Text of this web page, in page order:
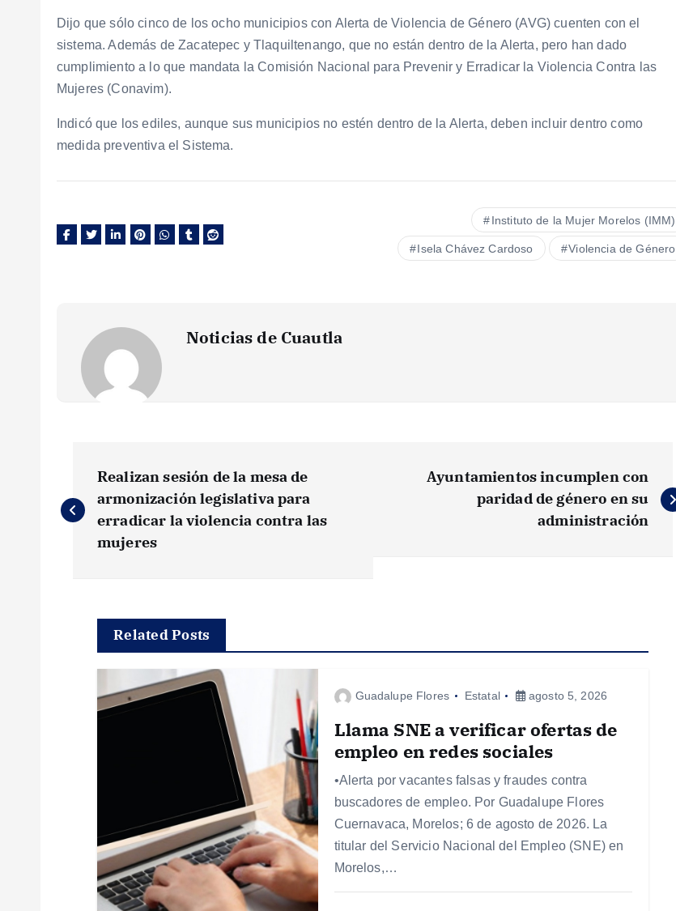
Dijo que sólo cinco de los ocho municipios con Alerta de Violencia de Género (AVG) cuenten con el
sistema. Además de Zacatepec y Tlaquiltenango, que no están dentro de la Alerta, pero han dado
cumplimiento a lo que mandata la Comisión Nacional para Prevenir y Erradicar la Violencia Contra las
Mujeres (Conavim).
Indicó que los ediles, aunque sus municipios no estén dentro de la Alerta, deben incluir dentro como
medida preventiva el Sistema.
Instituto de la Mujer Morelos (IMM)
Isela Chávez Cardoso Violencia de Género
Noticias de Cuautla
a
Realizan sesión de la mesa de
armonización legislativa para
erradicar la violencia contra las
mujeres
Ayuntamientos incumplen con
paridad de género en su
administración
Related Posts
Guadalupe Flores Estatal agosto 5, 2026
Llama SNE a verificar ofertas de
empleo en redes sociales
•Alerta por vacantes falsas y fraudes contra
buscadores de empleo. Por Guadalupe Flores
Cuernavaca, Morelos; 6 de agosto de 2026. La
titular del Servicio Nacional del Empleo (SNE) en
Morelos,…